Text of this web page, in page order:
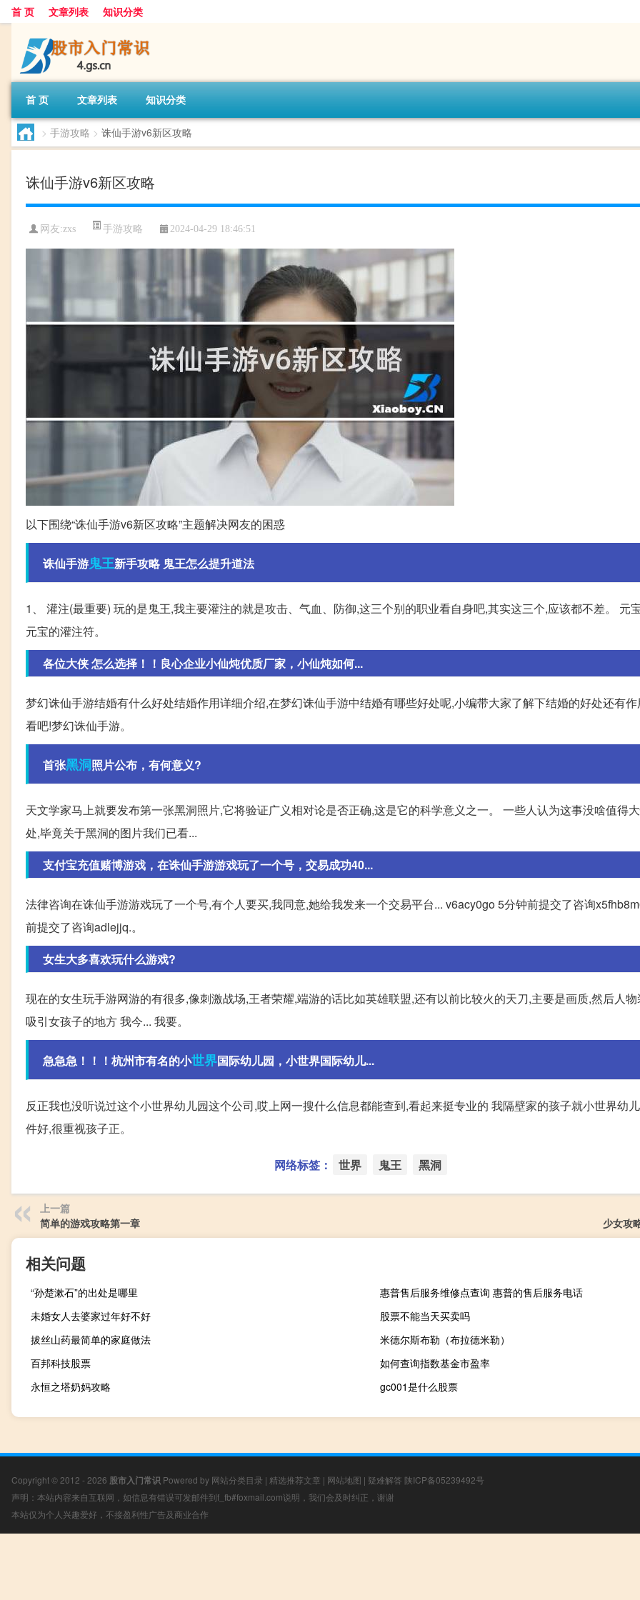
首 页 文章列表 知识分类
首 页 文章列表 知识分类
> 手游攻略 > 诛仙手游v6新区攻略
诛仙手游v6新区攻略
网友:zxs 手游攻略 2024-04-29 18:46:51
以下围绕“诛仙手游v6新区攻略”主题解决网友的困惑
诛仙手游鬼王新手攻略 鬼王怎么提升道法
1、 灌注(最重要) 玩的是鬼王,我主要灌注的就是攻击、气血、防御,这三个别的职业看自身吧,其实这三个,应该都不差。 元
元宝的灌注符。
各位大侠 怎么选择！！良心企业小仙炖优质厂家，小仙炖如何...
梦幻诛仙手游结婚有什么好处结婚作用详细介绍,在梦幻诛仙手游中结婚有哪些好处呢,小编带大家了解下结婚的好处还有
看吧!梦幻诛仙手游。
首张黑洞照片公布，有何意义?
天文学家马上就要发布第一张黑洞照片,它将验证广义相对论是否正确,这是它的科学意义之一。 一些人认为这事没啥值得
处,毕竟关于黑洞的图片我们已看...
支付宝充值赌博游戏，在诛仙手游游戏玩了一个号，交易成功40...
法律咨询在诛仙手游游戏玩了一个号,有个人要买,我同意,她给我发来一个交易平台... v6acy0go 5分钟前提交了咨询
前提交了咨询adlejjq.。
女生大多喜欢玩什么游戏?
现在的女生玩手游网游的有很多,像刺激战场,王者荣耀,端游的话比如英雄联盟,还有以前比较火的天刀,主要是画质,然后人
吸引女孩子的地方 我今... 我要。
急急急！！！杭州市有名的小世界国际幼儿园，小世界国际幼儿...
反正我也没听说过这个小世界幼儿园这个公司,哎上网一搜什么信息都能查到,看起来挺专业的 我隔壁家的孩子就小世界幼
件好,很重视孩子正。
网络标签： 世界 鬼王 黑洞
上一篇
简单的游戏攻略第一章
少女攻
相关问题
“孙楚漱石”的出处是哪里
惠普售后服务维修点查询 惠普的售后服务电话
未婚女人去婆家过年好不好
股票不能当天买卖吗
拔丝山药最简单的家庭做法
米德尔斯布勒（布拉德米勒）
百邦科技股票
如何查询指数基金市盈率
永恒之塔奶妈攻略
gc001是什么股票
Copyright © 2012 - 2026 股市入门常识 Powered by 网站分类目录 | 精选推荐文章 | 网站地图 | 疑难解答 陕ICP备05239492号
声明：本站内容来自互联网，如信息有错误可发邮件到f_fb#foxmail.com说明，我们会及时纠正，谢谢
本站仅为个人兴趣爱好，不接盈利性广告及商业合作